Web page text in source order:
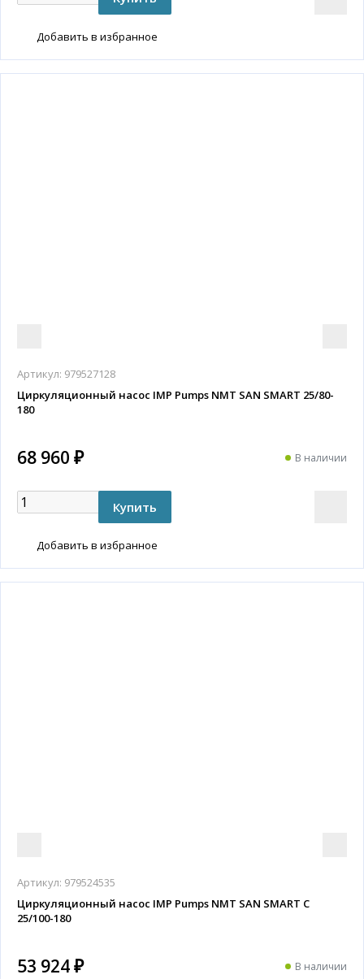
Добавить в избранное
Артикул: 979527128
Циркуляционный насос IMP Pumps NMT SAN SMART 25/80-
180
68 960 ₽ В наличии
Добавить в избранное
Артикул: 979524535
Циркуляционный насос IMP Pumps NMT SAN SMART C
25/100-180
53 924 ₽ В наличии